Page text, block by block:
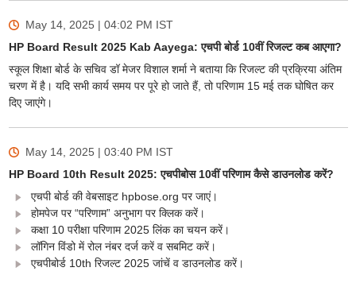
May 14, 2025 | 04:02 PM IST
HP Board Result 2025 Kab Aayega: एचपी बोर्ड 10वीं रिजल्ट कब आएगा?
स्कूल शिक्षा बोर्ड के सचिव डॉ मेजर विशाल शर्मा ने बताया कि रिजल्ट की प्रक्रिया अंतिम
चरण में है। यदि सभी कार्य समय पर पूरे हो जाते हैं, तो परिणाम 15 मई तक घोषित कर
दिए जाएंगे।
May 14, 2025 | 03:40 PM IST
HP Board 10th Result 2025: एचपीबोस 10वीं परिणाम कैसे डाउनलोड करें?
एचपी बोर्ड की वेबसाइट hpbose.org पर जाएं।
होमपेज पर “परिणाम” अनुभाग पर क्लिक करें।
कक्षा 10 परीक्षा परिणाम 2025 लिंक का चयन करें।
लॉगिन विंडो में रोल नंबर दर्ज करें व सबमिट करें।
एचपीबोर्ड 10th रिजल्ट 2025 जांचें व डाउनलोड करें।